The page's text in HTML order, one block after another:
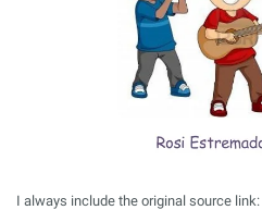
I always include the original source link: